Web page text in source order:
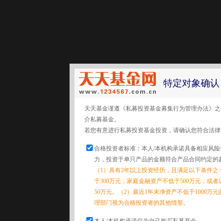
特定对象确认
天天基金谨遵《私募投资基金募集行为管理办法》
介私募基金。
若您有意进行私募投资基金投资，请确认您符合法
合格投资者标准：本人/本机构承诺具备相应风
力，投资于单只产品的金额符合产品合同约定的
（1）具有2年以上投资经历，且满足以下条件
于300万元，家庭金融资产不低于500万元，或
50万元。（2）最近1年末净资产不低于1000万
理部门视为合格投资者的其他情形。